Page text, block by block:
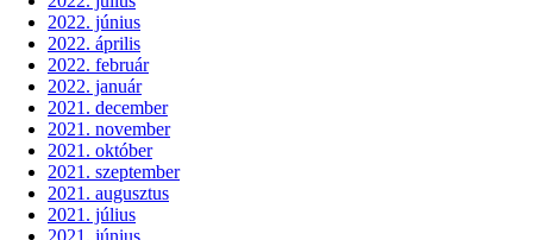
2022. június
2022. április
2022. február
2022. január
2021. december
2021. november
2021. október
2021. szeptember
2021. augusztus
2021. július
2021. június